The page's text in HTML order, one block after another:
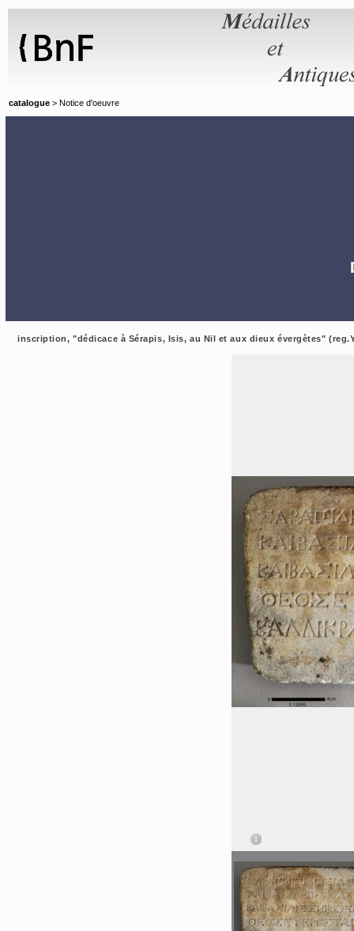
catalogue > Notice d'oeuvre
inscription, "dédicace à Sérapis, Isis, au Nil et aux dieux évergètes"